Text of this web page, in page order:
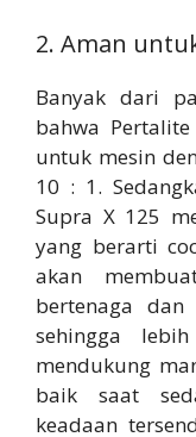
2. Aman
Banyak dari
bahwa
untuk mesin
10 : 1.
Supra X 125
yang berarti
akan
bertenaga
sehingga
mendukung
baik saat
keadaan